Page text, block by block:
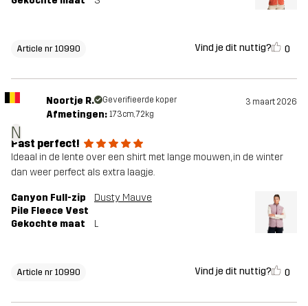
Article nr 10990 Vind je dit nuttig? 0
N
Noortje R. Geverifieerde koper 3 maart 2026
Afmetingen: 173cm, 72kg
Past perfect!
Ideaal in de lente over een shirt met lange mouwen, in de winter
dan weer perfect als extra laagje.
Canyon Full-zip
Pile Fleece Vest
Dusty Mauve
Gekochte maat L
Article nr 10990 Vind je dit nuttig? 0